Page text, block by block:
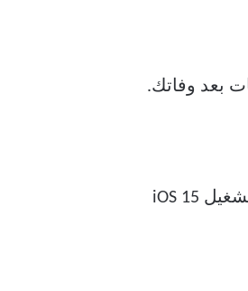
قبل أن تبدأ ، تأكد من أن برنامج iPhone الخاص بك يعمل بنظام iOS 15 أو أعلى. هذه الميزة متاحة فقط من نظام التشغيل iOS 15